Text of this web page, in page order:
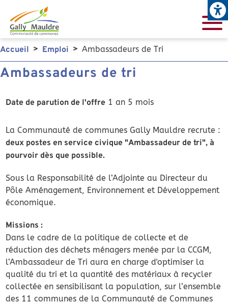
Accueil Emploi Ambassadeurs de Tri
Ambassadeurs de tri
Date de parution de l'offre 1 an 5 mois
La Communauté de communes Gally Mauldre recrute :
deux postes en service civique "Ambassadeur de tri", à
pourvoir dès que possible.
Sous la Responsabilité de l’Adjointe au Directeur du
Pôle Aménagement, Environnement et Développement
économique.
Missions :
Dans le cadre de la politique de collecte et de
réduction des déchets ménagers menée par la CCGM,
l’Ambassadeur de Tri aura en charge d'optimiser la
qualité du tri et la quantité des matériaux à recycler
collectée en sensibilisant la population, sur l’ensemble
des 11 communes de la Communauté de Communes